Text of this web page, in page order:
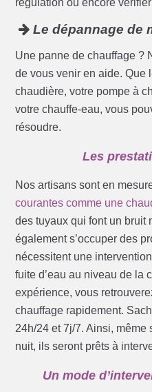
régulation ou encore
Le dépannage de
Une panne de chauffage ?
de vous venir en aide. Que
chaudière, votre pompe à
votre chauffe-eau, vous
résoudre.
Les
Nos artisans sont en
courantes comme une
des tuyaux qui font un bruit
également s’occuper des
nécessitent une
fuite d’eau au niveau de la
expérience, vous
chauffage rapidement.
24h/24 et 7j/7. Ainsi,
nuit, ils seront prêts à
Un mode